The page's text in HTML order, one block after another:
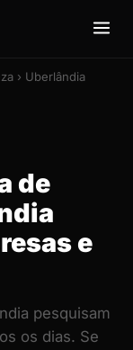
› Uberlândia
de
e
pesquisam
os dias. Se